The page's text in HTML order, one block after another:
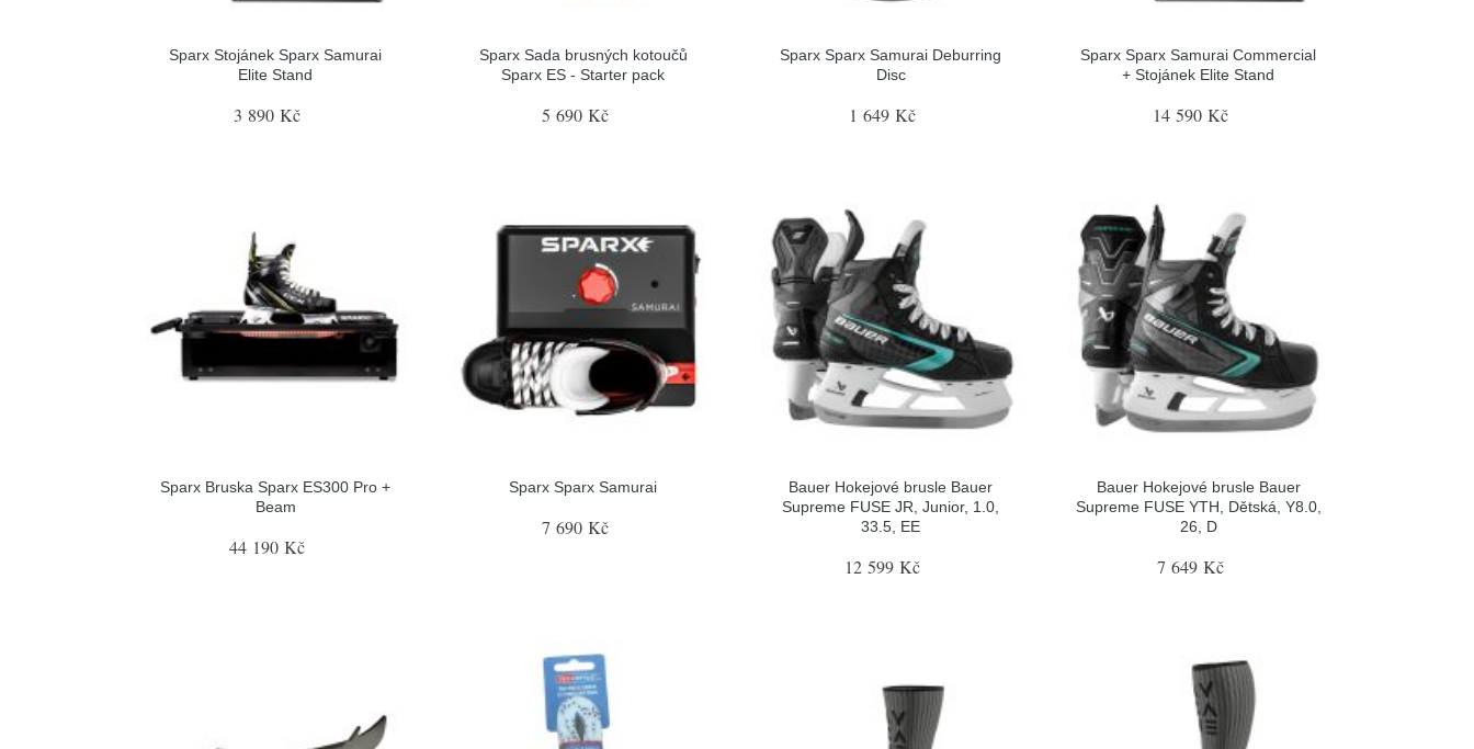
Sparx Stojánek Sparx Samurai
Elite Stand
3 890 Kč
Sparx Sada brusných kotoučů
Sparx ES - Starter pack
5 690 Kč
Sparx Sparx Samurai Deburring
Disc
1 649 Kč
Sparx Sparx Samurai Commercial
+ Stojánek Elite Stand
14 590 Kč
Sparx Bruska Sparx ES300 Pro +
Beam
44 190 Kč
Sparx Sparx Samurai
7 690 Kč
Bauer Hokejové brusle Bauer
Supreme FUSE JR, Junior, 1.0,
33.5, EE
12 599 Kč
Bauer Hokejové brusle Bauer
Supreme FUSE YTH, Dětská, Y8.0,
26, D
7 649 Kč